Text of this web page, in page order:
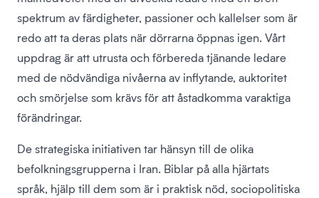
spektrum av färdigheter, passioner och kallelser som är
redo att ta deras plats när dörrarna öppnas igen. Vårt
uppdrag är att utrusta och förbereda tjänande ledare
med de nödvändiga nivåerna av inflytande, auktoritet
och smörjelse som krävs för att åstadkomma varaktiga
förändringar.
De strategiska initiativen tar hänsyn till de olika
befolkningsgrupperna i Iran. Biblar på alla hjärtats
språk, hjälp till dem som är i praktisk nöd, sociopolitiska